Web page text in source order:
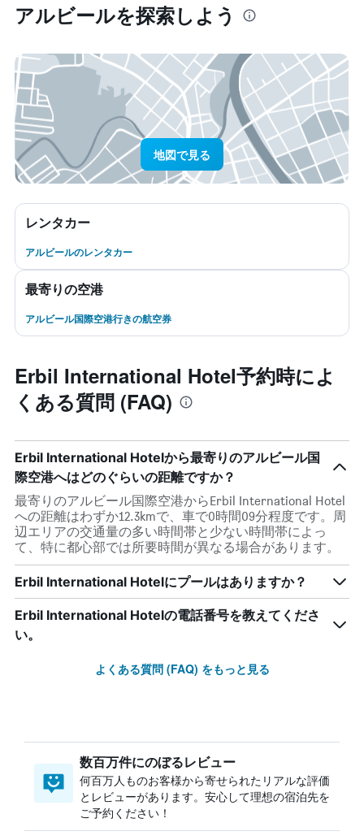
アルビール​を探索しよう
地図で見る
レンタカー
アルビールのレンタカー
最寄りの空港
アルビール国際空港行きの航空券
Erbil International Hotel予約時によ
くある質問 (FAQ)
Erbil International Hotelから最寄りのアルビール国
際空港へはどのぐらいの距離ですか？
最寄りのアルビール国際空港からErbil International Hotel
への距離はわずか12.3kmで、車で0時間09分程度です。周
辺エリアの交通量の多い時間帯と少ない時間帯によっ
て、特に都心部では所要時間が異なる場合があります。
Erbil International Hotelにプールはありますか？
Erbil International Hotelの電話番号を教えてくださ
い。
よくある質問 (FAQ) をもっと見る
数百万件にのぼるレビュー
何百万人ものお客様から寄せられたリアルな評価
とレビューがあります。安心して理想の宿泊先を
ご予約ください！